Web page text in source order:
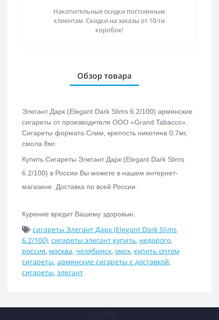
Накопительные скидки постоянным
клиентам. Скидки на заказы от 10-ти
коробок!
Обзор товара
Элегант Дарк (Elegant Dark Slims 6.2/100) армянские
сигареты от производителя ООО «Grand Tabacco».
Сигареты формата Слим, крепость никотина 0.7мг,
смола 8мг.
Купить Сигареты Элегант Дарк (Elegant Dark Slims
6.2/100) в России Вы можете в нашем интернет-
магазине. Доставка по всей России.
Курение вредит Вашему здоровью.
сигареты Элегант Дарк (Elegant Dark Slims
6.2/100), сигареты элегант купить, недорого,
россия, москва, челябинск, омск, купить оптом
сигареты, армянские сигареты с доставкой,
сигареты, элегант